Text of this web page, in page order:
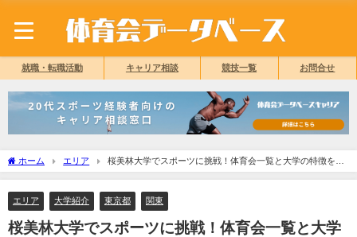
就職・転職活動 キャリア相談 競技一覧 お問合せ
ホーム エリア
桜美林大学でスポーツに挑戦！体育会一覧と大学の特徴を紹
介
エリア 大学紹介 東京都 関東
桜美林大学でスポーツに挑戦！体育会一覧と大学